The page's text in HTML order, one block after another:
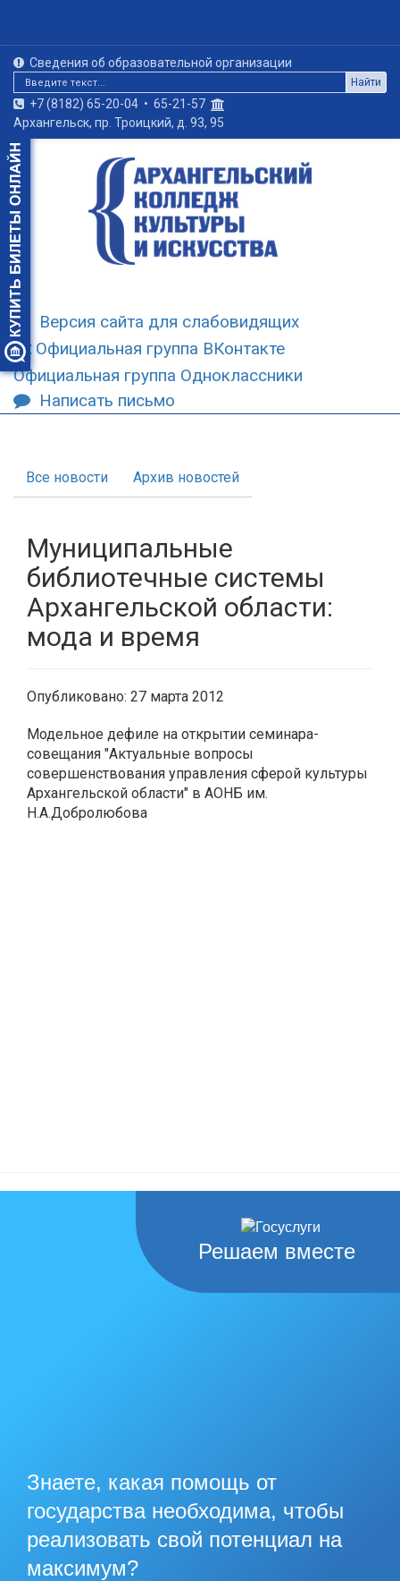
Сведения об образовательной организации
Найти
+7 (8182) 65-20-04 • 65-21-57
Архангельск, пр. Троицкий, д. 93, 95
Версия сайта для слабовидящих
Официальная группа ВКонтакте
Официальная группа Одноклассники
Написать письмо
Все новости Архив новостей
Муниципальные
библиотечные системы
Архангельской области:
мода и время
Опубликовано: 27 марта 2012
Модельное дефиле на открытии семинара-
совещания "Актуальные вопросы
совершенствования управления сферой культуры
Архангельской области" в АОНБ им.
Н.А.Добролюбова
Решаем вместе
Знаете, какая помощь от
государства необходима, чтобы
реализовать свой потенциал на
максимум?